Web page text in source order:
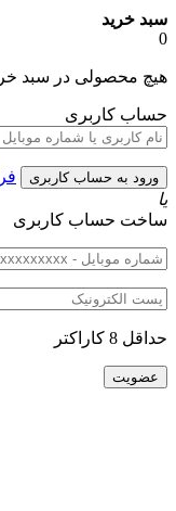
سبد خرید
0
هیچ محصولی در سبد
حساب کاربری
یا
ساخت حساب کاربری
حداقل 8 کاراکتر